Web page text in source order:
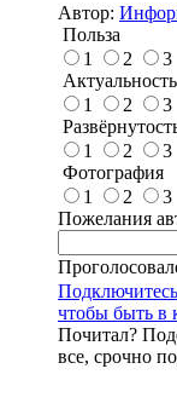
Автор:
Польза
1
2 3
Актуальность
1
2 3
1
2 3
Фотография
1
2 3
Пожелания
чтобы быть в
Почитал?
все, срочно